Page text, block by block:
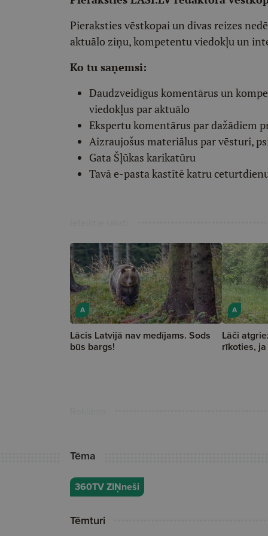
Pieraksties vēstkopai un divas reizes
aktuālo ziņu, kompetentu viedokļu un
Ko tu saņemsi:
Daudzveidīgus komentārus un
viedokļus par aktuālo
Ekspertu komentārus par dažādiem
Aizraujošus materiālus par vēsturi,
Gata Šļūkas karikatūru
Tavā e-pasta kastītē katru
A
Lācis Latvijā nav medījams. Sods
būs bargs!
A
Lāči
rīkoties,
Tēma
360TV ZIŅneši
Tēmturi